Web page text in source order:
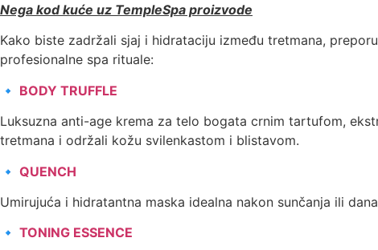
Nega kod kuće uz TempleSpa proizvode
Kako biste zadržali sjaj i hidrataciju između tretmana,
profesionalne spa rituale:
🔹 BODY TRUFFLE
Luksuzna anti-age krema za telo bogata crnim tartufom,
tretmana i održali kožu svilenkastom i blistavom.
🔹 QUENCH
Umirujuća i hidratantna maska idealna nakon sunčanja ili
🔹 TONING ESSENCE